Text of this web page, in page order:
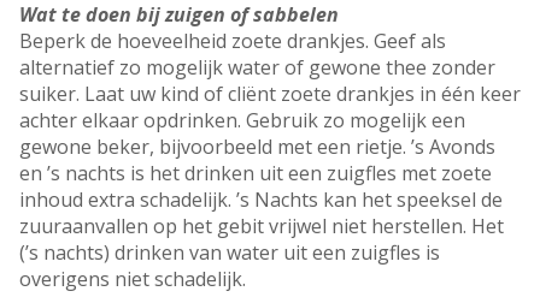
Wat te doen bij zuigen of sabbelen
Beperk de hoeveelheid zoete drankjes. Geef als
alternatief zo mogelijk water of gewone thee zonder
suiker. Laat uw kind of cliënt zoete drankjes in één keer
achter elkaar opdrinken. Gebruik zo mogelijk een
gewone beker, bijvoorbeeld met een rietje. ’s Avonds
en ’s nachts is het drinken uit een zuigfles met zoete
inhoud extra schadelijk. ’s Nachts kan het speeksel de
zuuraanvallen op het gebit vrijwel niet herstellen. Het
(’s nachts) drinken van water uit een zuigfles is
overigens niet schadelijk.